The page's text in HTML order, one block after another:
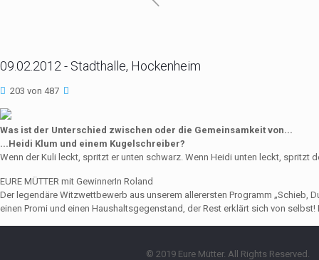
09.02.2012 - Stadthalle, Hockenheim
203 von 487
Was ist der Unterschied zwischen oder die Gemeinsamkeit von...
...Heidi Klum und einem Kugelschreiber?
Wenn der Kuli leckt, spritzt er unten schwarz. Wenn Heidi unten leckt, spritzt
EURE MÜTTER mit GewinnerIn Roland
Der legendäre Witzwettbewerb aus unserem allerersten Programm „Schieb,
einen Promi und einen Haushaltsgegenstand, der Rest erklärt sich von
© 2019 Eure Mütter. All Rights Reserved.